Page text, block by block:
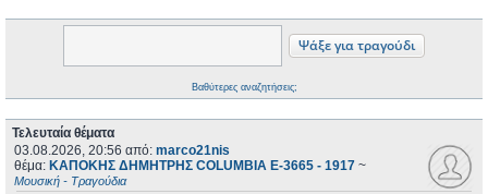
Βαθύτερες αναζητήσεις;
Τελευταία θέματα
03.08.2026, 20:56 από: marco21nis
θέμα: ΚΑΠΟΚΗΣ ΔΗΜΗΤΡΗΣ COLUMBIA E-3665 - 1917 ~
Μουσική - Τραγούδια